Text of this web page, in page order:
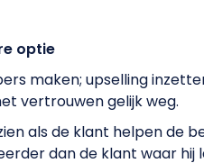
optie
maken; upselling
vertrouwen gelijk weg.
als de klant helpen de
dan de klant waar